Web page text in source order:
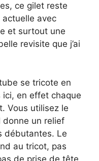
ce gilet reste
avec
et surtout une
revisite que j’ai
se tricote en
ici, en effet chaque
Vous utilisez le
donne un relief
débutantes. Le
au tricot, pas
de prise de tête